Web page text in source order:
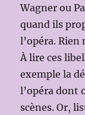
Wagner ou
quand ils
l’opéra. Rien
À lire ces
exemple la
l’opéra dont
scènes. Or,